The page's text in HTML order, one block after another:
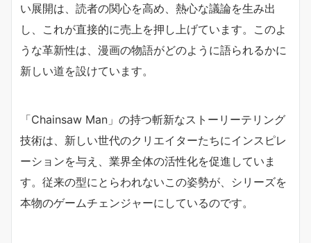
い展開は、読者の関心を高め、熱心な議論を生み出
し、これが直接的に売上を押し上げています。このよ
うな革新性は、漫画の物語がどのように語られるかに
新しい道を設けています。
「Chainsaw Man」の持つ斬新なストーリーテリング
技術は、新しい世代のクリエイターたちにインスピレ
ーションを与え、業界全体の活性化を促進していま
す。従来の型にとらわれないこの姿勢が、シリーズを
本物のゲームチェンジャーにしているのです。